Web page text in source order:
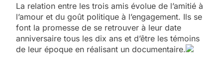
​La relation entre les trois amis évolue de l’amitié à
l’amour et du goût politique à l’engagement. Ils se
font la promesse de se retrouver à leur date
anniversaire tous les dix ans et d’être les témoins
de leur époque en réalisant un documentaire.